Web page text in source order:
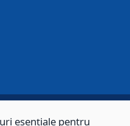
esențiale pentru